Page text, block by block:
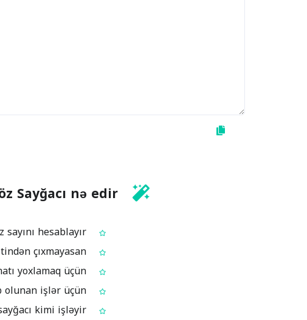
Sayğacı nə edir?
Mətnindəki ümumi söz sayını hesablayır
Simvolların sayını göstərir ki, simvol limitindən çıxmayasan
Abzas sayını hesablayır – struktur və formatı yoxlamaq üçün
Sətir sayını göstərir – sətir limiti tələb olunan işlər üçün
Hər zaman istifadə edə biləcəyin pulsuz online söz sayğacı kimi işləyir